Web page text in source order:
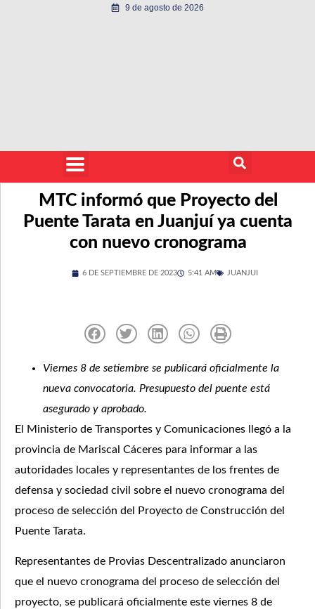
9 de agosto de 2026
MTC informó que Proyecto del
Puente Tarata en Juanjuí ya cuenta
con nuevo cronograma
6 DE SEPTIEMBRE DE 2023 5:41 AM JUANJUI
Viernes 8 de setiembre se publicará oficialmente la
nueva convocatoria. Presupuesto del puente está
asegurado y aprobado.
El Ministerio de Transportes y Comunicaciones llegó a la
provincia de Mariscal Cáceres para informar a las
autoridades locales y representantes de los frentes de
defensa y sociedad civil sobre el nuevo cronograma del
proceso de selección del Proyecto de Construcción del
Puente Tarata.
Representantes de Provias Descentralizado anunciaron
que el nuevo cronograma del proceso de selección del
proyecto, se publicará oficialmente este viernes 8 de